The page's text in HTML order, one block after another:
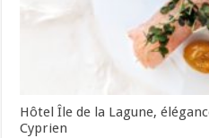
Hôtel Île de la Lagune,
Cyprien